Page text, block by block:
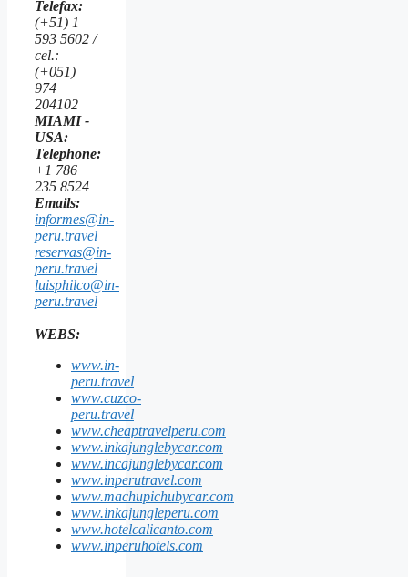
Telefax:
(+51) 1
593 5602 /
cel.:
(+051)
974
204102
MIAMI -
USA:
Telephone:
+1 786
235 8524
Emails:
informes@in-
peru.travel
reservas@in-
peru.travel
luisphilco@in-
peru.travel
WEBS:
www.in-
peru.travel
www.cuzco-
peru.travel
www.cheaptravelperu.com
www.inkajunglebycar.com
www.incajunglebycar.com
www.inperutravel.com
www.machupichubycar.com
www.inkajungleperu.com
www.hotelcalicanto.com
www.inperuhotels.com